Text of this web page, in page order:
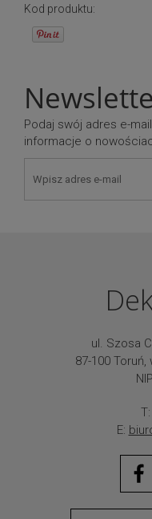
Kod produktu:
Podaj swój adres e-
informacje o
ul. Szosa
87-100
E: